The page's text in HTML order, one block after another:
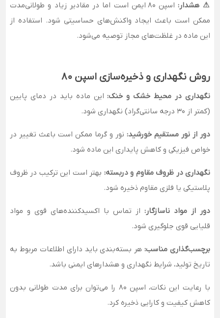
⚠ هشدار:
اسپن 80 ایمن است اما در مقادیر زیاد و طولانی‌مدت
ممکن است باعث ایجاد واکنش‌های حساسیتی شود. استفاده از
این ماده در غلظت‌های مجاز توصیه می‌شود.
روش نگهداری و ذخیره‌سازی اسپن 80
نگهداری در محیط خشک و خنک:این ماده باید در دمای پایین
(کمتر از 30 درجه سانتی‌گراد) نگهداری شود.
دور از نور مستقیم خورشید: نور و گرما ممکن است باعث تغییر در
خواص فیزیکی و کاهش پایداری این ماده شود.
نگهداری در ظروف مقاوم و دربسته: بهتر است این ترکیب در ظروف
پلاستیکی یا فلزی مقاوم ذخیره شود.
دور از مواد ناسازگار: از تماس با اکسیدکننده‌های قوی و مواد
قلیایی قوی جلوگیری شود.
برچسب‌گذاری مناسب:هر بسته‌بندی باید دارای اطلاعات مربوط به
تاریخ تولید، شرایط نگهداری و هشدارهای ایمنی باشد.
با رعایت این نکات، اسپن 80 را می‌توان برای مدت طولانی بدون
کاهش کیفیت و کارایی ذخیره کرد.